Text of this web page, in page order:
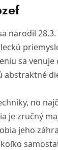
narodil
sa venuje
no
je zručný
jeho